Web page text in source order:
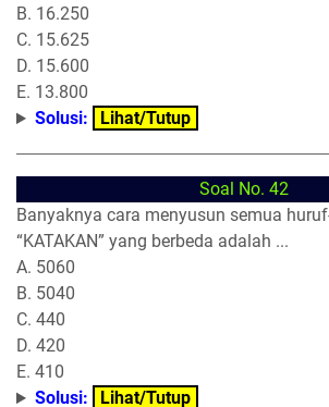
B. 16.250
C. 15.625
D. 15.600
E. 13.800
Solusi:
Lihat/Tutup
Soal No. 42
Banyaknya cara menyusun semua
“KATAKAN” yang berbeda adalah ...
A. 5060
B. 5040
C. 440
D. 420
E. 410
Solusi:
Lihat/Tutup